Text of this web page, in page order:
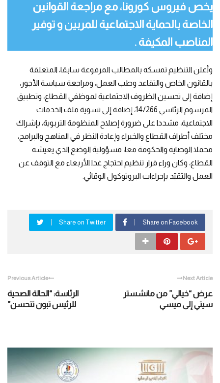
يخص فيروس كورونا، مع مراجعة القوانين
الخاصة بالحماية الاجتماعية للمربين و توفير
المناصب المكيفة .
وأعلن التنظيم تمسكه بالمطالب المرفوعة سابقا، المتعلقة
بالقانون الخاص والتقاعد وطب العمل، ومراجعة سياسة الأجور،
إضافة إلى تحسين الظروف الاجتماعية لموظفي القطاع، وتطبيق
المرسوم الرئاسي 14/266، إضافة إلى تسوية ملف الخدمات
الاجتماعية، مشددا على ضرورة إصلاح المنظومة التربوية، بإشراك
مختلف أطراف القطاع والخبراء وإعادة النظر في المناهج والبرامج،
محملا الوصاية والحكومة معا، مسؤولية الوضع الذي يعيشه
القطاع، وكان وراء قرار تنظيم احتجاج غدا الأربعاء مع التوقف عن
العمل والتقيّد بإجراءات البروتوكول الوقائي.
Share on Facebook
Share on Twitter
Previous Article
الرئاسة: “الحالة الصحية
للرئيس تبون تتحسن”
Next Article
عرض “خيالي” من مانشستر
سيتي إلى ميسي